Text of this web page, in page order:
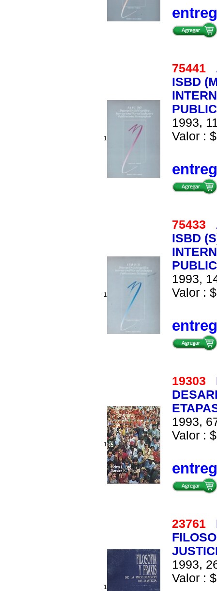
1
75441
ISBD
1993,
Valor :
1
75433
ISBD
1993,
Valor :
1
19303
1993,
Valor :
1
23761
1993,
Valor :